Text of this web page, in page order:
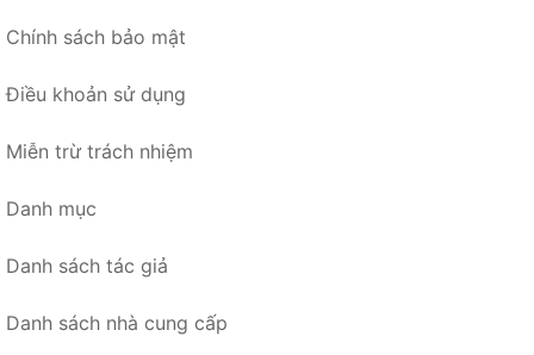
Chính sách bảo mật
Điều khoản sử dụng
Miễn trừ trách nhiệm
Danh mục
Danh sách tác giả
Danh sách nhà cung cấp